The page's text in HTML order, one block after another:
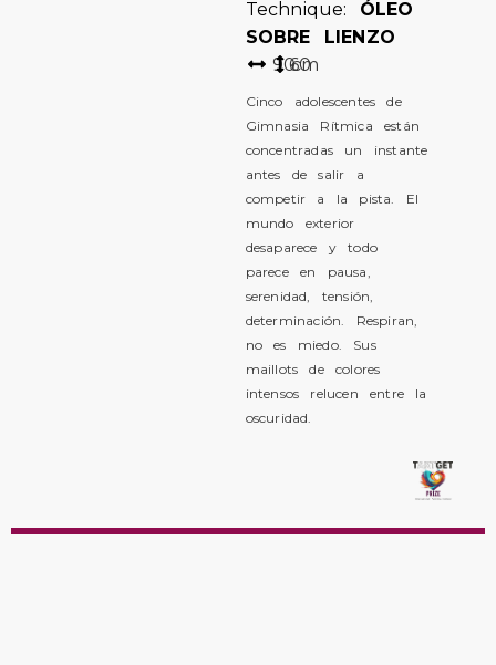
Technique: ÓLEO
SOBRE LIENZO
9060
cm
Cinco adolescentes de
Gimnasia Rítmica están
concentradas un instante
antes de salir a
competir a la pista. El
mundo exterior
desaparece y todo
parece en pausa,
serenidad, tensión,
determinación. Respiran,
no es miedo. Sus
maillots de colores
intensos relucen entre la
oscuridad.